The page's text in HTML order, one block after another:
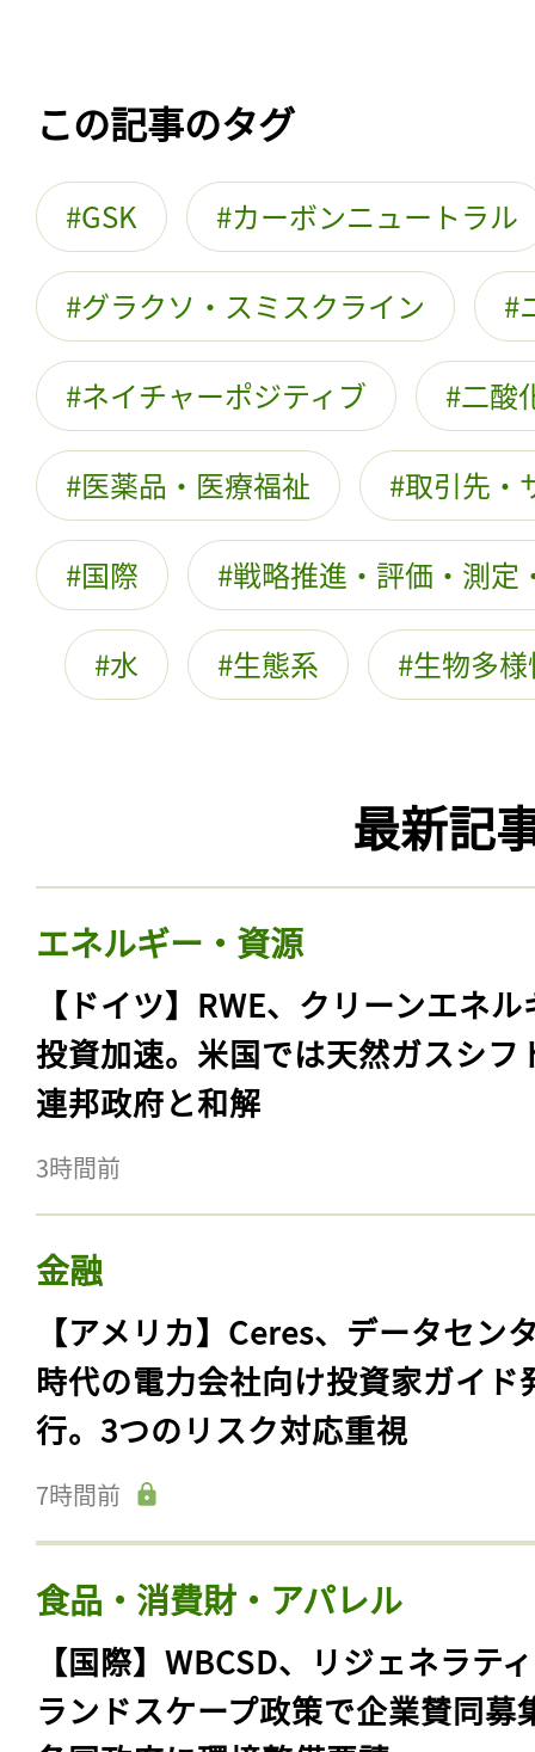
この記事のタグ
GSK カーボンニュートラル
グラクソ・スミスクライン
ネイチャーポジティブ 二酸
医薬品・医療福祉 取引先・
国際 戦略推進・評価・測定
水 生態系 生物多
最新記
エネルギー・資源
【ドイツ】RWE、クリーンエネ
投資加速。米国では天然ガスシフ
連邦政府と和解
3時間前
金融
【アメリカ】Ceres、データセン
時代の電力会社向け投資家ガイド
行。3つのリスク対応重視
7時間前
食品・消費財・アパレル
【国際】WBCSD、リジェネラテ
ランドスケープ政策で企業賛同募